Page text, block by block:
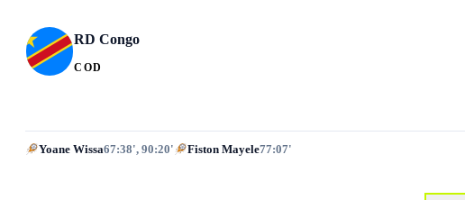
RD Congo
COD
Yoane Wissa67:38', 90:20' Fiston Mayele77:07'